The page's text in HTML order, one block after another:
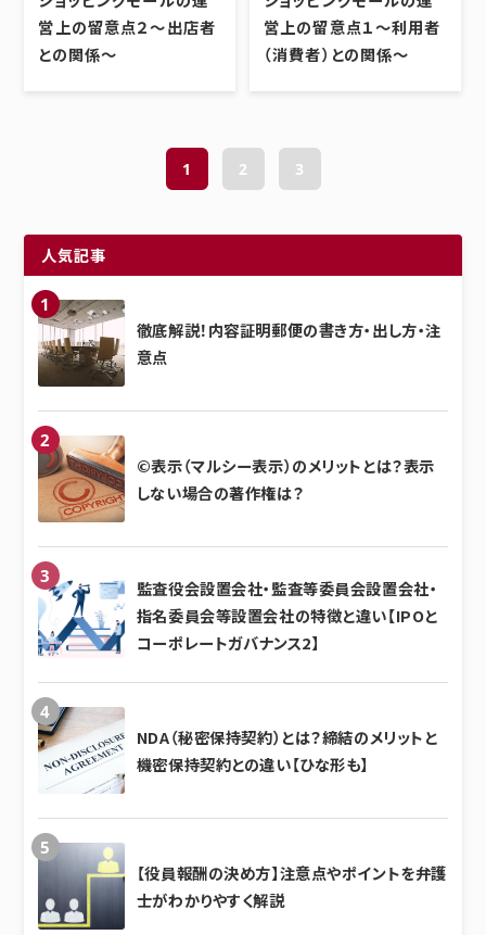
営上の留意点２～出店者
との関係～
営上の留意点１～利用者
（消費者）との関係～
1 2 3
人気記事
徹底解説！内容証明郵便の書き方・出し方・注
意点
©表示（マルシー表示）のメリットとは？表示
しない場合の著作権は？
監査役会設置会社・監査等委員会設置会社・
指名委員会等設置会社の特徴と違い【IPOと
コーポレートガバナンス2】
NDA（秘密保持契約）とは？締結のメリットと
機密保持契約との違い【ひな形も】
【役員報酬の決め方】注意点やポイントを弁護
士がわかりやすく解説